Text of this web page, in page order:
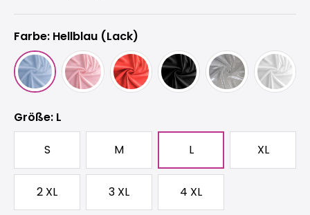
Farbe: Hellblau (Lack)
Größeauswählen
: L
S M L XL
2 XL 3 XL 4 XL